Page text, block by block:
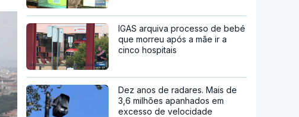
IGAS arquiva processo de bebé
que morreu após a mãe ir a
cinco hospitais
Dez anos de radares. Mais de
3,6 milhões apanhados em
excesso de velocidade